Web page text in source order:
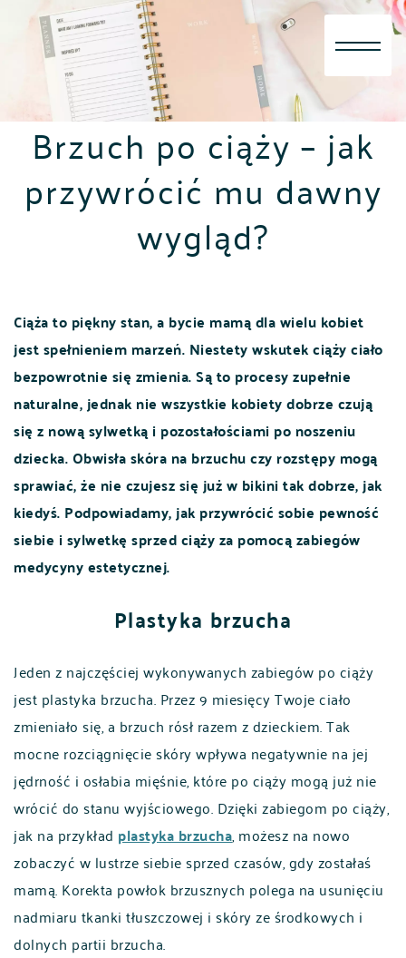
content
Brzuch po ciąży – jak
przywrócić mu dawny
wygląd?
Ciąża to piękny stan, a bycie mamą dla wielu kobiet
jest spełnieniem marzeń. Niestety wskutek ciąży ciało
bezpowrotnie się zmienia. Są to procesy zupełnie
naturalne, jednak nie wszystkie kobiety dobrze czują
się z nową sylwetką i pozostałościami po noszeniu
dziecka. Obwisła skóra na brzuchu czy rozstępy mogą
sprawiać, że nie czujesz się już w bikini tak dobrze, jak
kiedyś. Podpowiadamy, jak przywrócić sobie pewność
siebie i sylwetkę sprzed ciąży za pomocą zabiegów
medycyny estetycznej.
Plastyka brzucha
Jeden z najczęściej wykonywanych zabiegów po ciąży
jest plastyka brzucha. Przez 9 miesięcy Twoje ciało
zmieniało się, a brzuch rósł razem z dzieckiem. Tak
mocne rozciągnięcie skóry wpływa negatywnie na jej
jędrność i osłabia mięśnie, które po ciąży mogą już nie
wrócić do stanu wyjściowego. Dzięki zabiegom po ciąży,
jak na przykład plastyka brzucha, możesz na nowo
zobaczyć w lustrze siebie sprzed czasów, gdy zostałaś
mamą. Korekta powłok brzusznych polega na usunięciu
nadmiaru tkanki tłuszczowej i skóry ze środkowych i
dolnych partii brzucha.